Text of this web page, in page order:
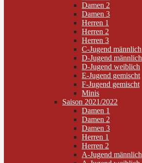
Damen 2
Damen 3
Herren 1
Herren 2
Herren 3
C-Jugend männlich
D-Jugend männlich
D-Jugend weiblich
E-Jugend gemischt
F-Jugend gemischt
Minis
Saison 2021/2022
Damen 1
Damen 2
Damen 3
Herren 1
Herren 2
A-Jugend männlich